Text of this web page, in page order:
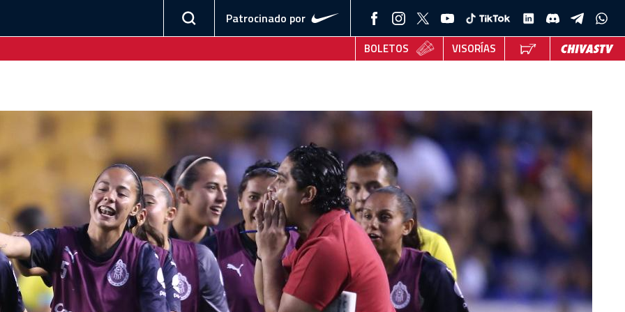
Patrocinado por
BOLETOS VISORÍAS